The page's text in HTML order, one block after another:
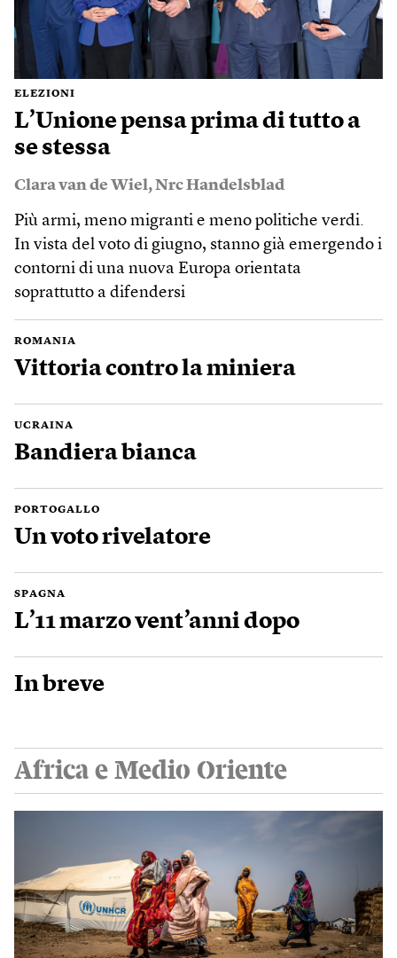
ELEZIONI
L’Unione pensa prima di tutto a
se stessa
Clara van de Wiel,Nrc Handelsblad
Più armi, meno migranti e meno politiche verdi.
In vista del voto di giugno, stanno già emergendo i
contorni di una nuova Europa orientata
soprattutto a difendersi
ROMANIA
Vittoria contro la miniera
UCRAINA
Bandiera bianca
PORTOGALLO
Un voto rivelatore
SPAGNA
L’11 marzo vent’anni dopo
In breve
Africa e Medio Oriente